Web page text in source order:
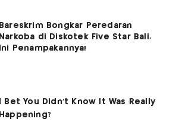
Bareskrim Bongkar Peredaran
Narkoba di Diskotek Five Star Bali,
Ini Penampakannya!